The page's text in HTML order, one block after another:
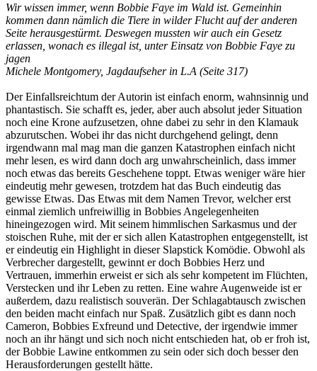
Wir wissen immer, wenn Bobbie Faye im Wald ist. Gemeinhin
kommen dann nämlich die Tiere in wilder Flucht auf der anderen
Seite herausgestürmt. Deswegen mussten wir auch ein Gesetz
erlassen, wonach es illegal ist, unter Einsatz von Bobbie Faye zu
jagen
Michele Montgomery, Jagdaufseher in L.A (Seite 317)
Der Einfallsreichtum der Autorin ist einfach enorm, wahnsinnig und
phantastisch. Sie schafft es, jeder, aber auch absolut jeder Situation
noch eine Krone aufzusetzen, ohne dabei zu sehr in den Klamauk
abzurutschen. Wobei ihr das nicht durchgehend gelingt, denn
irgendwann mal mag man die ganzen Katastrophen einfach nicht
mehr lesen, es wird dann doch arg unwahrscheinlich, dass immer
noch etwas das bereits Geschehene toppt. Etwas weniger wäre hier
eindeutig mehr gewesen, trotzdem hat das Buch eindeutig das
gewisse Etwas. Das Etwas mit dem Namen Trevor, welcher erst
einmal ziemlich unfreiwillig in Bobbies Angelegenheiten
hineingezogen wird. Mit seinem himmlischen Sarkasmus und der
stoischen Ruhe, mit der er sich allen Katastrophen entgegenstellt, ist
er eindeutig ein Highlight in dieser Slapstick Komödie. Obwohl als
Verbrecher dargestellt, gewinnt er doch Bobbies Herz und
Vertrauen, immerhin erweist er sich als sehr kompetent im Flüchten,
Verstecken und ihr Leben zu retten. Eine wahre Augenweide ist er
außerdem, dazu realistisch souverän. Der Schlagabtausch zwischen
den beiden macht einfach nur Spaß. Zusätzlich gibt es dann noch
Cameron, Bobbies Exfreund und Detective, der irgendwie immer
noch an ihr hängt und sich noch nicht entschieden hat, ob er froh ist,
der Bobbie Lawine entkommen zu sein oder sich doch besser den
Herausforderungen gestellt hätte.